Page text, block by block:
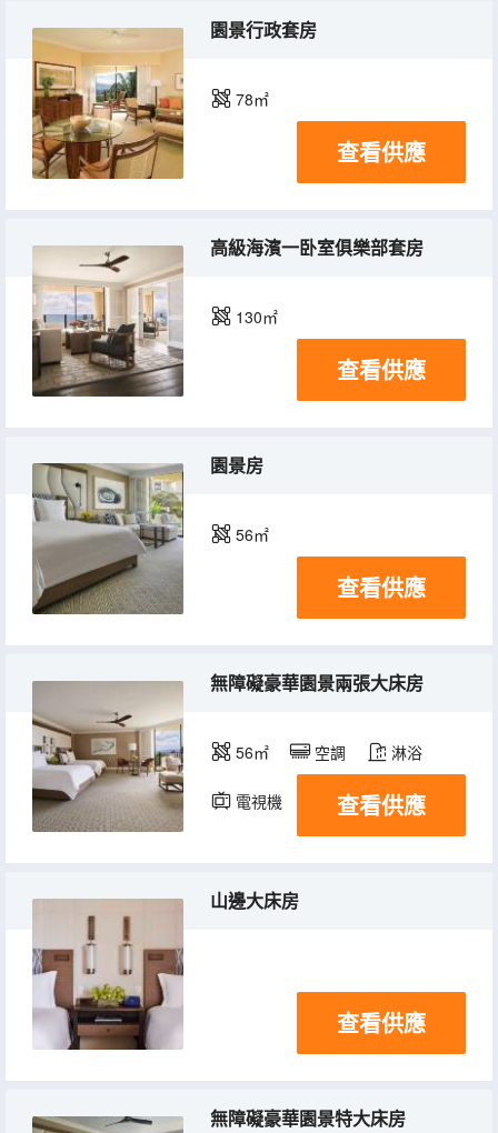
園景行政套房
78㎡
查看供應
高級海濱一卧室俱樂部套房
130㎡
查看供應
園景房
56㎡
查看供應
無障礙豪華園景兩張大床房
56㎡ 空調 淋浴
電視機 冰箱
查看供應
山邊大床房
查看供應
無障礙豪華園景特大床房